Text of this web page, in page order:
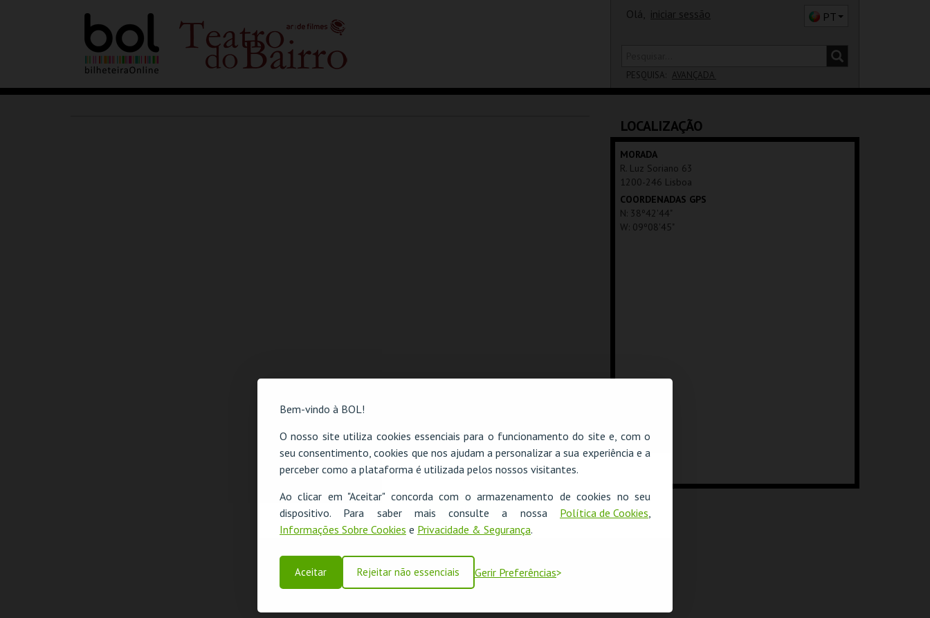
Bem-vindo à BOL!
O nosso site utiliza cookies essenciais para o funcionamento do site e, com o
seu consentimento, cookies que nos ajudam a personalizar a sua experiência e a
perceber como a plataforma é utilizada pelos nossos visitantes.
Ao clicar em "Aceitar" concorda com o armazenamento de cookies no seu
dispositivo. Para saber mais consulte a nossa Política de Cookies
Informações Sobre Cookies e Privacidade & Segurança.
Aceitar Rejeitar não essenciais Gerir Preferências
Olá, iniciar sessão PT
PESQUISA: AVANÇADA
SALA
LOCALIZAÇÃO
MORADA
R. Luz Soriano 63
1200-246 Lisboa
COORDENADAS GPS
N: 38º42'44"
W: 09º08'45"
O evento escolhido não está disponível
OK